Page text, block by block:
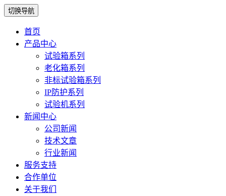
切换导航
首页
产品中心
试验箱系列
老化箱系列
非标试验箱系列
IP防护系列
试验机系列
新闻中心
公司新闻
技术文章
行业新闻
服务支持
合作单位
关于我们